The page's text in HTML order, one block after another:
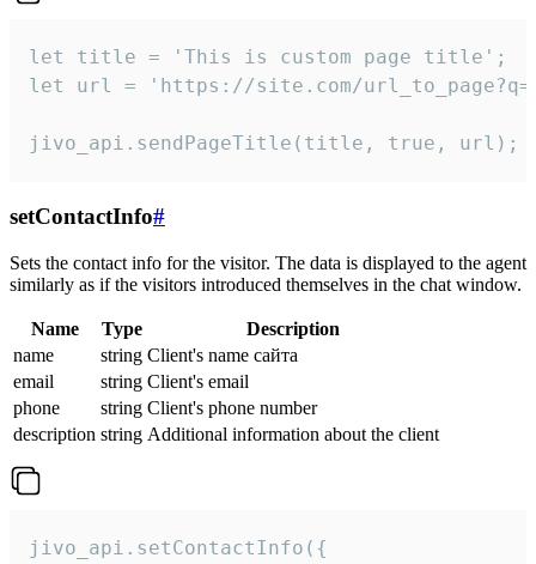
let title = 'This is custom page title';
let url = 'https://site.com/
jivo_api.sendPageTitle(title, true, url);
setContactInfo#
Sets the contact info for the visitor. The data is displayed to the agent
similarly as if the visitors introduced themselves in the chat window.
Name Type
Description
name
string Client's name сайта
email
string Client's email
phone
string Client's phone number
description string Additional information about the client
jivo_api.setContactInfo({